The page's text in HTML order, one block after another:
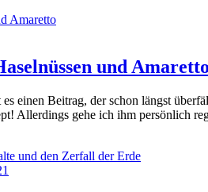
und Amaretto
einen Beitrag, der schon längst
Allerdings gehe ich ihm persönlich